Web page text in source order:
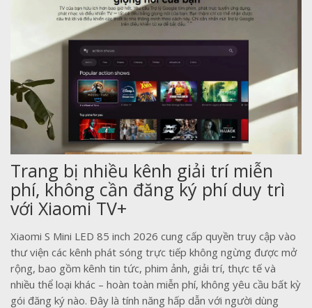
Trang bị nhiều kênh giải trí miễn
phí, không cần đăng ký phí duy trì
với Xiaomi TV+
Xiaomi S Mini LED 85 inch 2026 cung cấp quyền truy cập vào
thư viện các kênh phát sóng trực tiếp không ngừng được mở
rộng, bao gồm kênh tin tức, phim ảnh, giải trí, thực tế và
nhiều thể loại khác – hoàn toàn miễn phí, không yêu cầu bất kỳ
gói đăng ký nào. Đây là tính năng hấp dẫn với người dùng